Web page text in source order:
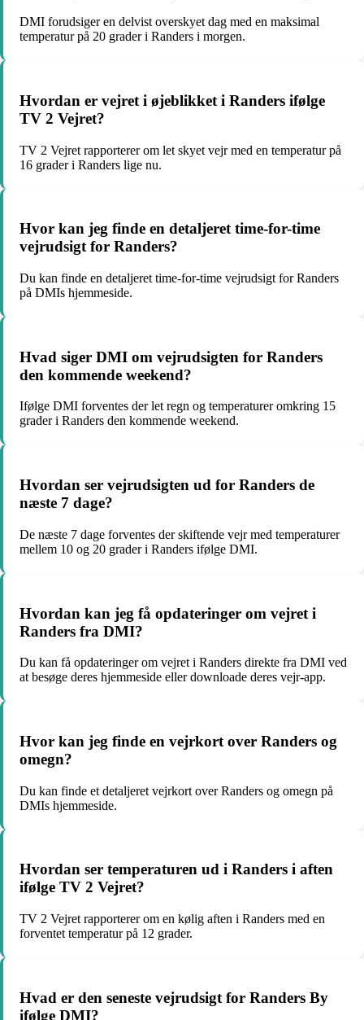
DMI forudsiger en delvist overskyet dag med en maksimal
temperatur på 20 grader i Randers i morgen.
Hvordan er vejret i øjeblikket i Randers ifølge
TV 2 Vejret?
TV 2 Vejret rapporterer om let skyet vejr med en temperatur på
16 grader i Randers lige nu.
Hvor kan jeg finde en detaljeret time-for-time
vejrudsigt for Randers?
Du kan finde en detaljeret time-for-time vejrudsigt for Randers
på DMIs hjemmeside.
Hvad siger DMI om vejrudsigten for Randers
den kommende weekend?
Ifølge DMI forventes der let regn og temperaturer omkring 15
grader i Randers den kommende weekend.
Hvordan ser vejrudsigten ud for Randers de
næste 7 dage?
De næste 7 dage forventes der skiftende vejr med temperaturer
mellem 10 og 20 grader i Randers ifølge DMI.
Hvordan kan jeg få opdateringer om vejret i
Randers fra DMI?
Du kan få opdateringer om vejret i Randers direkte fra DMI ved
at besøge deres hjemmeside eller downloade deres vejr-app.
Hvor kan jeg finde en vejrkort over Randers og
omegn?
Du kan finde et detaljeret vejrkort over Randers og omegn på
DMIs hjemmeside.
Hvordan ser temperaturen ud i Randers i aften
ifølge TV 2 Vejret?
TV 2 Vejret rapporterer om en kølig aften i Randers med en
forventet temperatur på 12 grader.
Hvad er den seneste vejrudsigt for Randers By
ifølge DMI?